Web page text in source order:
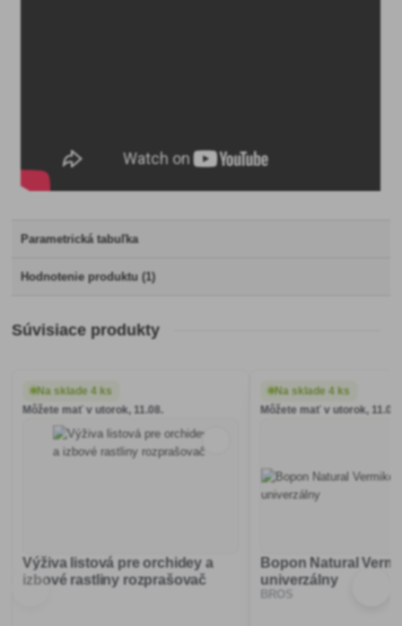
Parametrická tabuľka
Hodnotenie produktu (1)
Súvisiace produkty
Na sklade 4 ks
Môžete mať v utorok, 11.08.
Výživa listová pre orchidey a
izbové rastliny rozprašovač
Na sklade 4 ks
Môžete mať v utorok, 11.08.
Bopon Natural
univerzálny